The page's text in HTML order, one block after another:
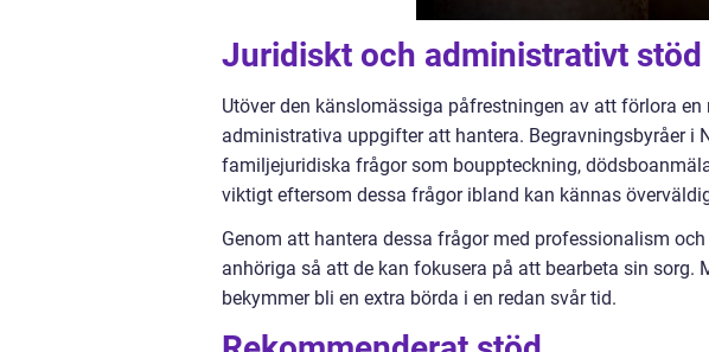
Juridiskt och administrativt stöd
Utöver den känslomässiga påfrestningen av att förlora
administrativa uppgifter att hantera. Begravningsbyråer i
familjejuridiska frågor som bouppteckning,
viktigt eftersom dessa frågor ibland kan kännas
Genom att hantera dessa frågor med professionalism
anhöriga så att de kan fokusera på att bearbeta sin sorg.
bekymmer bli en extra börda i en redan svår tid.